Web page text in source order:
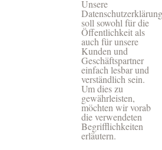
Unsere
Datenschutzerklärung
soll sowohl für die
Öffentlichkeit als
auch für unsere
Kunden und
Geschäftspartner
einfach lesbar und
verständlich sein.
Um dies zu
gewährleisten,
möchten wir vorab
die verwendeten
Begrifflichkeiten
erläutern.